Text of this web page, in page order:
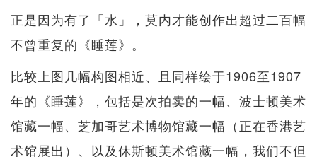
正是因为有了「水」，莫内才能创作出超过二百幅
不曾重复的《睡莲》。
比较上图几幅构图相近、且同样绘于1906至1907
年的《睡莲》，包括是次拍卖的一幅、波士顿美术
馆藏一幅、芝加哥艺术博物馆藏一幅（正在香港艺
术馆展出）、以及休斯顿美术馆藏一幅，我们不但